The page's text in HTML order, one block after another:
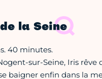
la Seine
40 minutes.
sur-Seine, Iris rêve
baigner enfin dans la